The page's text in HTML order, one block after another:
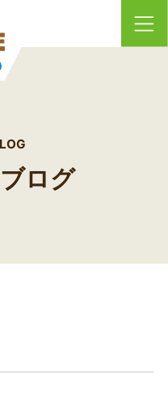
ログ